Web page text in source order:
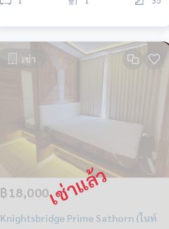
เช่า
฿18,000
Knightsbridge Prime Sathorn (ไนท์